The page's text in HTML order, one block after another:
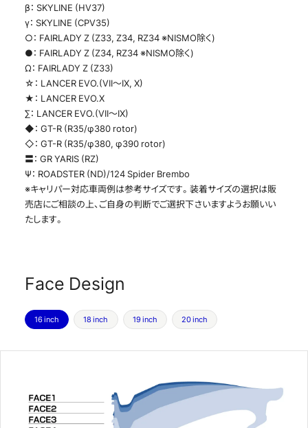
β： SKYLINE (HV37)
γ： SKYLINE (CPV35)
○： FAIRLADY Z (Z33, Z34, RZ34 ※NISMO除く)
●： FAIRLADY Z (Z34, RZ34 ※NISMO除く)
Ω： FAIRLADY Z (Z33)
☆： LANCER EVO.(VII～IX, X)
★： LANCER EVO.X
∑： LANCER EVO.(VII～IX)
◆： GT-R (R35/φ380 rotor)
◇： GT-R (R35/φ380, φ390 rotor)
〓： GR YARIS (RZ)
Ψ： ROADSTER (ND)/124 Spider Brembo
※キャリパー対応車両例は参考サイズです。装着サイズの選択は販
売店にご相談の上、ご自身の判断でご選択下さいますようお願いい
たします。
Face Design
16 inch 18 inch 19 inch 20 inch